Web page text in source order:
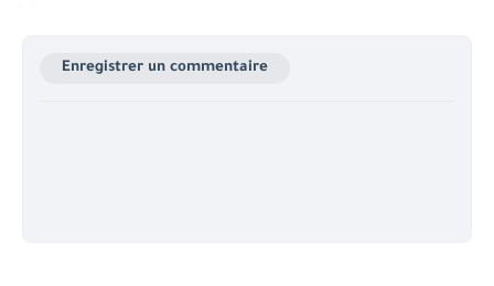
Enregistrer un commentaire